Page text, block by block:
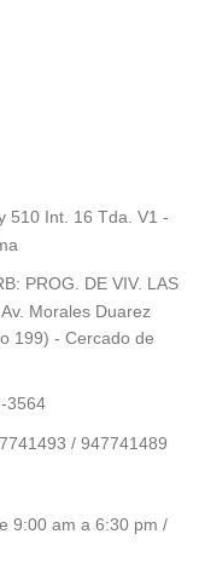
510 Int. 16 Tda. V1 -
PROG. DE VIV. LAS
Morales Duarez
199) - Cercado de
3564
/ 947741489
9:00 am a 6:30 pm /